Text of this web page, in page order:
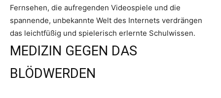
Fernsehen, die aufregenden Videospiele und die
spannende, unbekannte Welt des Internets verdrängen
das leichtfüßig und spielerisch erlernte Schulwissen.
MEDIZIN GEGEN DAS
BLÖDWERDEN